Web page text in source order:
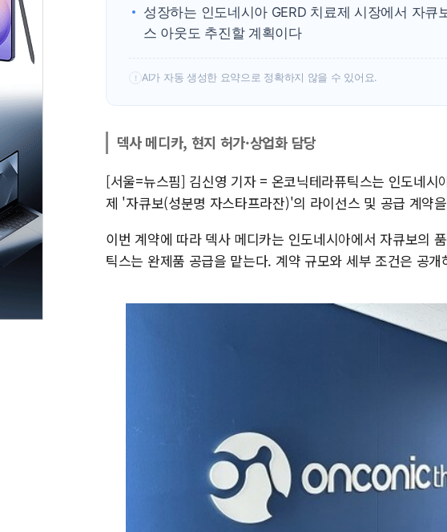
성장하는 인도네시아 GERD 치료제 시장에서 자
스 아웃도 추진할 계획이다
! AI가 자동 생성한 요약으로 정확하지 않을 수 있어요.
덱사 메디카, 현지 허가·상업화 담당
[서울=뉴스핌] 김신영 기자 = 온코닉테라퓨틱스는 인도네
제 '자큐보(성분명 자스타프라잔)'의 라이선스 및 공급 계약
이번 계약에 따라 덱사 메디카는 인도네시아에서 자큐보의
틱스는 완제품 공급을 맡는다. 계약 규모와 세부 조건은 공개